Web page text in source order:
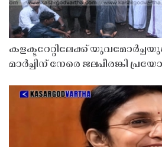
കളക്ടറേറ്റിലേക്ക്
മാർച്ചിന് നേരെ ജലപീരങ്കി